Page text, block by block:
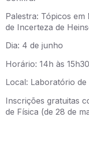
Palestra: Tópicos em
de Incerteza de
Dia: 4 de junho
Horário: 14h às
Local: Laboratório
Inscrições gratuitas
de Física (de 28 de